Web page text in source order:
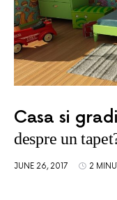
Casa si
despre un
JUNE 26, 2017 2